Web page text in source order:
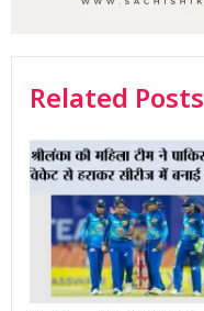
Related Posts